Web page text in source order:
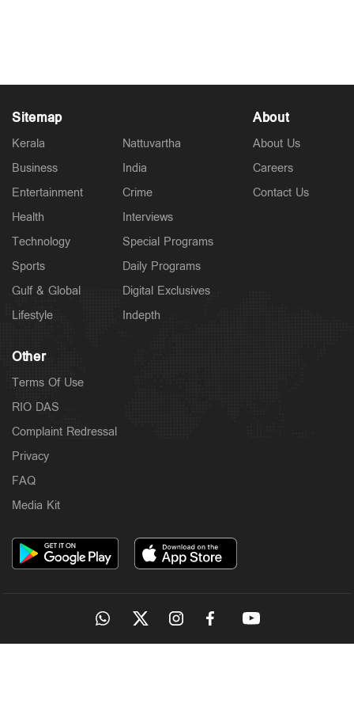
Sitemap
Kerala
Business
Entertainment
Health
Technology
Sports
Gulf & Global
Lifestyle
Nattuvartha
India
Crime
Interviews
Special Programs
Daily Programs
Digital Exclusives
Indepth
About
About Us
Careers
Contact Us
Other
Terms Of Use
RIO DAS
Complaint Redressal
Privacy
FAQ
Media Kit